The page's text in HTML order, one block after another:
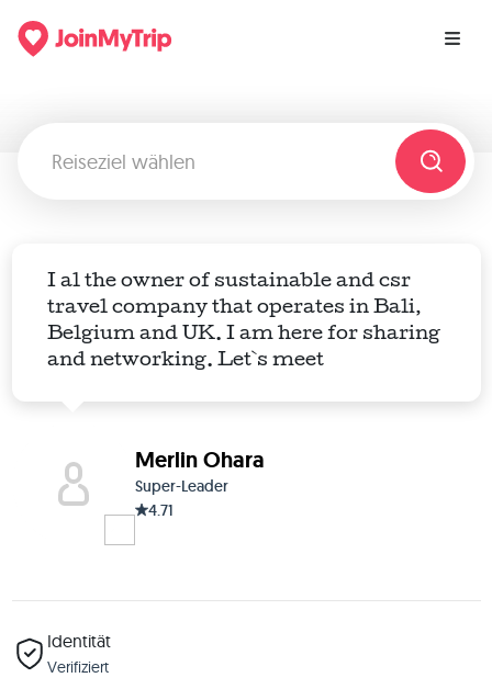
I al the owner of sustainable and csr
travel company that operates in Bali,
Belgium and UK. I am here for sharing
and networking. Let`s meet
Merlin Ohara
Super-Leader
4.71
Identität
Verifiziert